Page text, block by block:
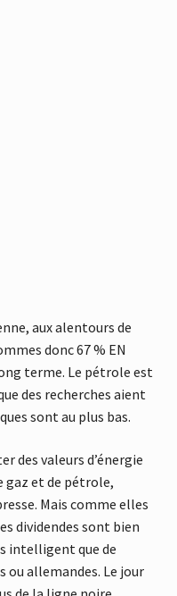
aux alentours de
donc 67 % EN
terme. Le pétrole est
des recherches aient
sont au plus bas.
des valeurs d’énergie
gaz et de pétrole,
Mais comme elles
dividendes sont bien
intelligent que de
allemandes. Le jour